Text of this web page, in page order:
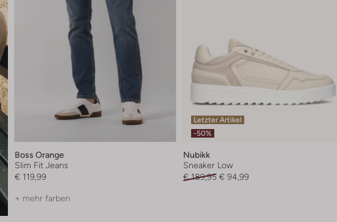
Boss Orange
Slim Fit Jeans
€ 119,99
+ mehr farben
Letzter Artikel
-50%
Nubikk
Sneaker Low
€ 189,95 € 94,99